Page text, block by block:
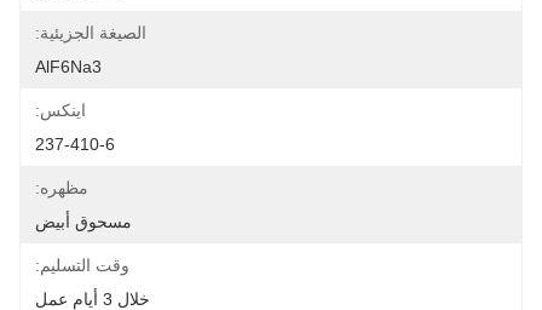
الصيغة الجزيئية:
AlF6Na3
اينكس:
237-410-6
مظهره:
مسحوق أبيض
وقت التسليم:
خلال 3 أيام عمل